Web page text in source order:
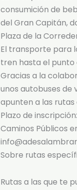
consumición de
del Gran Capitán,
Plaza de la
El transporte para
tren hasta el punto
Gracias a la
unos autobuses de
apunten a las rutas
Plazo de
Caminos Públicos
Sobre rutas
Rutas a las que te